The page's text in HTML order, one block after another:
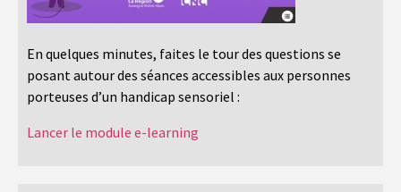
En quelques minutes, faites le tour des questions se
posant autour des séances accessibles aux personnes
porteuses d’un handicap sensoriel :
Lancer le module e-learning